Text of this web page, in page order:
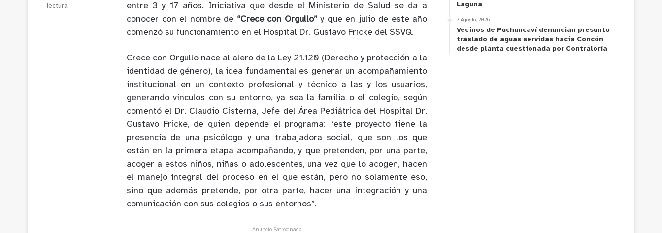
entre 3 y 17 años. Iniciativa que desde el Ministerio de Salud se da a
conocer con el nombre de “Crece con Orgullo”y que en julio de este año
comenzó su funcionamiento en el Hospital Dr. Gustavo Fricke del SSVQ.
Crece con Orgullo nace al alero de la Ley 21.120 (Derecho y protección a la
identidad de género), la idea fundamental es generar un acompañamiento
institucional en un contexto profesional y técnico a las y los usuarios,
generando vínculos con su entorno, ya sea la familia o el colegio, según
comentó el Dr. Claudio Cisterna, Jefe del Área Pediátrica del Hospital Dr.
Gustavo Fricke, de quien depende el programa: “este proyecto tiene la
presencia de una psicólogo y una trabajadora social, que son los que
están en la primera etapa acompañando, y que pretenden, por una parte,
acoger a estos niños, niñas o adolescentes, una vez que lo acogen, hacen
el manejo integral del proceso en el que están, pero no solamente eso,
sino que además pretende, por otra parte, hacer una integración y una
comunicación con sus colegios o sus entornos”.
Anuncio Patrocinado
lectura
Laguna
7 Agosto, 2026
Vecinos de Puchuncaví denuncian presunto
traslado de aguas servidas hacia Concón
desde planta cuestionada por Contraloría